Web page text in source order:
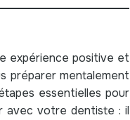
expérience positive et
préparer mentalement
essentielles pour
avec votre dentiste : il